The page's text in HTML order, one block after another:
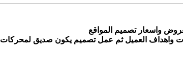
واسعار تصميم المواقع
واهداف العميل ثم عمل تصميم يكون صديق لمحركات